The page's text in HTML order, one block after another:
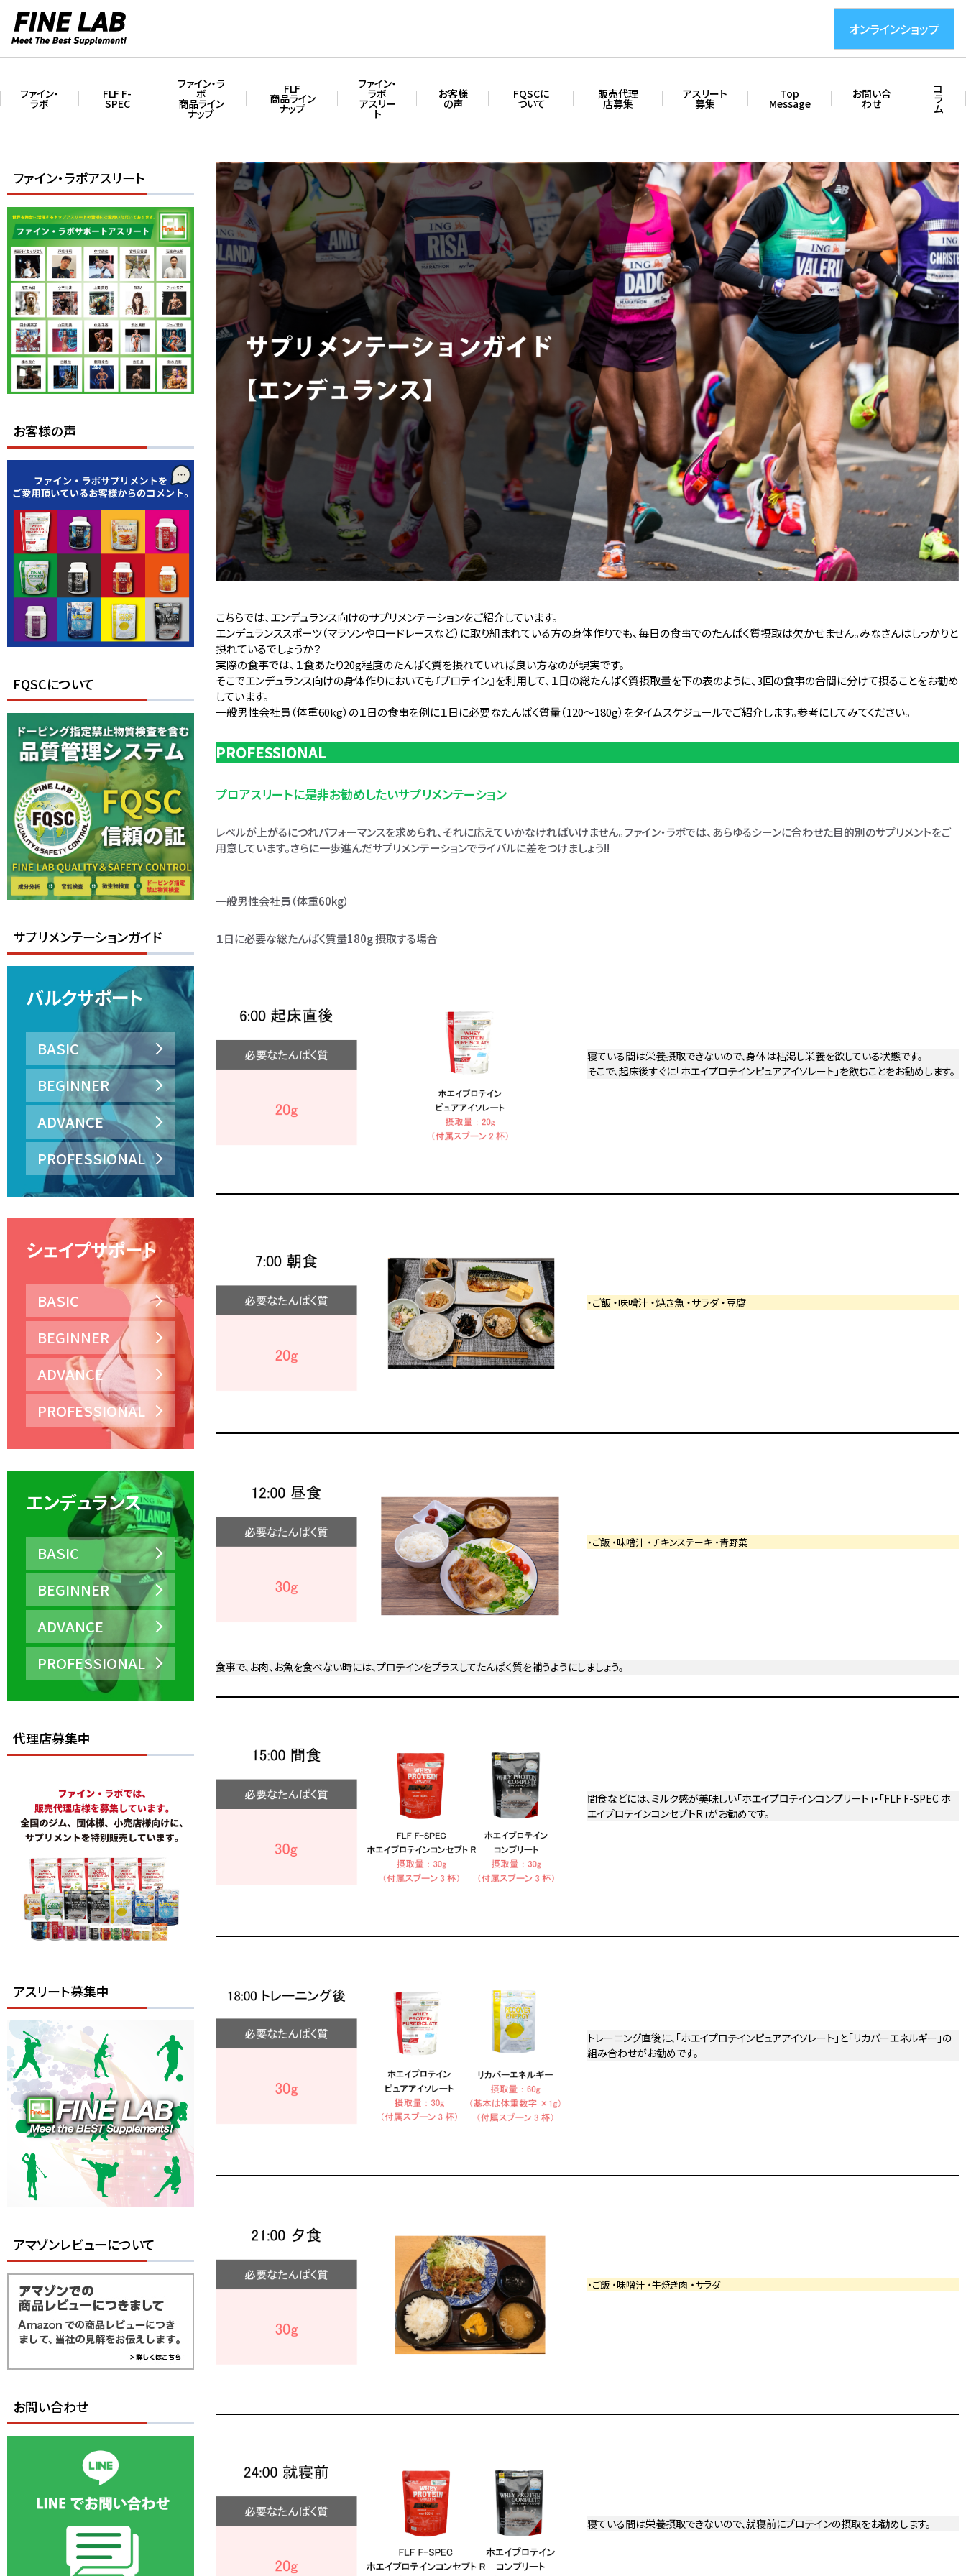
オンラインショップ
ファイン・
ラボ
FLF F-
SPEC
ファイン・ラ
ボ
商品ライン
ナップ
FLF
商品ライン
ナップ
ファイン・
ラボ
アスリー
ト
お客様
の声
FQSCに
ついて
販売代理
店募集
アスリート
募集
Top
Message
お問い合
わせ
コ
ラ
ム
こちらでは、エンデュランス向けのサプリメンテーションをご紹介しています。
エンデュランススポーツ（マラソンやロードレースなど）に取り組まれている方の身体作りでも、毎日の食事でのたんぱく質摂取は欠かせません。みなさんはしっかりと
摂れているでしょうか？
実際の食事では、１食あたり20g程度のたんぱく質を摂れていれば良い方なのが現実です。
そこでエンデュランス向けの身体作りにおいても『プロテイン』を利用して、１日の総たんぱく質摂取量を下の表のように、3回の食事の合間に分けて摂ることをお勧め
しています。
一般男性会社員（体重60kg）の１日の食事を例に１日に必要なたんぱく質量（120～180g）をタイムスケジュールでご紹介します。参考にしてみてください。
PROFESSIONAL
プロアスリートに是非お勧めしたいサプリメンテーション
レベルが上がるにつれパフォーマンスを求められ、それに応えていかなければいけません。ファイン・ラボでは、あらゆるシーンに合わせた目的別のサプリメントをご
用意しています。さらに一歩進んだサプリメンテーションでライバルに差をつけましょう!!
一般男性会社員（体重60kg）
１日に必要な総たんぱく質量180g 摂取する場合
寝ている間は栄養摂取できないので、身体は枯渇し栄養を欲している状態です。
そこで、起床後すぐに「ホエイプロテインピュアアイソレート」を飲むことをお勧めします。
・ご飯 ・味噌汁 ・焼き魚 ・サラダ ・豆腐
・ご飯 ・味噌汁 ・チキンステーキ ・青野菜
食事で、お肉、お魚を食べない時には、プロテインをプラスしてたんぱく質を補うようにしましょう。
間食などには、ミルク感が美味しい「ホエイプロテインコンプリート」・「FLF F-SPEC ホ
エイプロテインコンセプトR」がお勧めです。
トレーニング直後に、「ホエイプロテインピュアアイソレート」と「リカバーエネルギー」の
組み合わせがお勧めです。
・ご飯 ・味噌汁 ・牛焼き肉 ・サラダ
寝ている間は栄養摂取できないので、就寝前にプロテインの摂取をお勧めします。
ファイン・ラボアスリート
お客様の声
FQSCについて
サプリメンテーションガイド
バルクサポート
BASIC
BEGINNER
ADVANCE
PROFESSIONAL
シェイプサポート
BASIC
BEGINNER
ADVANCE
PROFESSIONAL
エンデュランス
BASIC
BEGINNER
ADVANCE
PROFESSIONAL
代理店募集中
アスリート募集中
アマゾンレビューについて
お問い合わせ